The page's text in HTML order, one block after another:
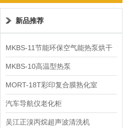
新品推荐
MKBS-11节能环保空气能热泵烘干
机
MKBS-10高温型热泵
MORT-18T彩印复合膜熟化室
汽车导航仪老化柜
吴江正溴丙烷超声波清洗机